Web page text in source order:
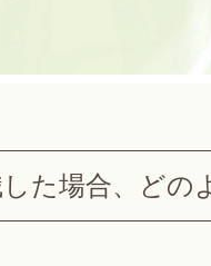
た場合、どの